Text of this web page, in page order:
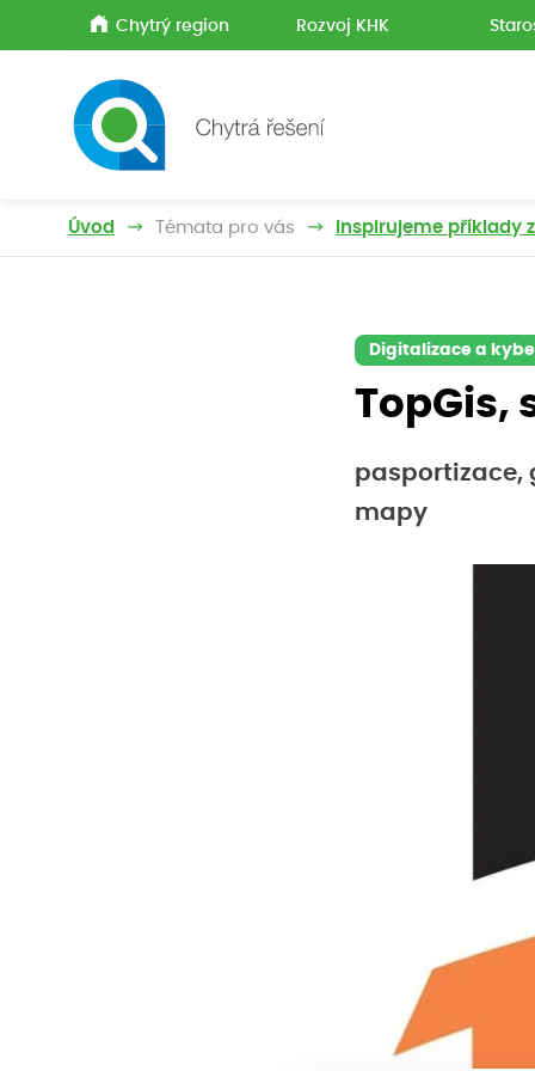
Chytrý region Rozvoj KHK
Úvod Témata pro vás Inspirujeme příklady
Digitalizace a
TopGis,
pasportizace,
mapy